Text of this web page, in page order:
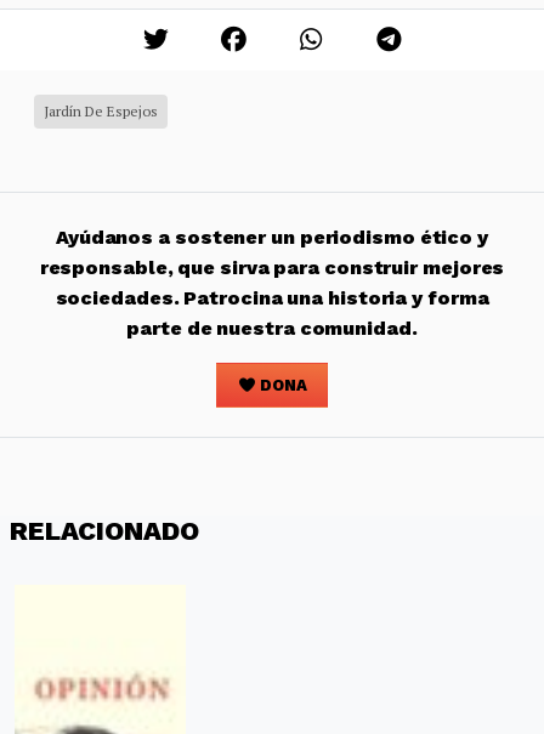
Jardín De Espejos
Ayúdanos a sostener un periodismo ético y
responsable, que sirva para construir mejores
sociedades. Patrocina una historia y forma
parte de nuestra comunidad.
DONA
RELACIONADO